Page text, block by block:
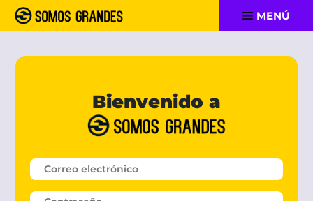
MENÚ
Bienvenido a